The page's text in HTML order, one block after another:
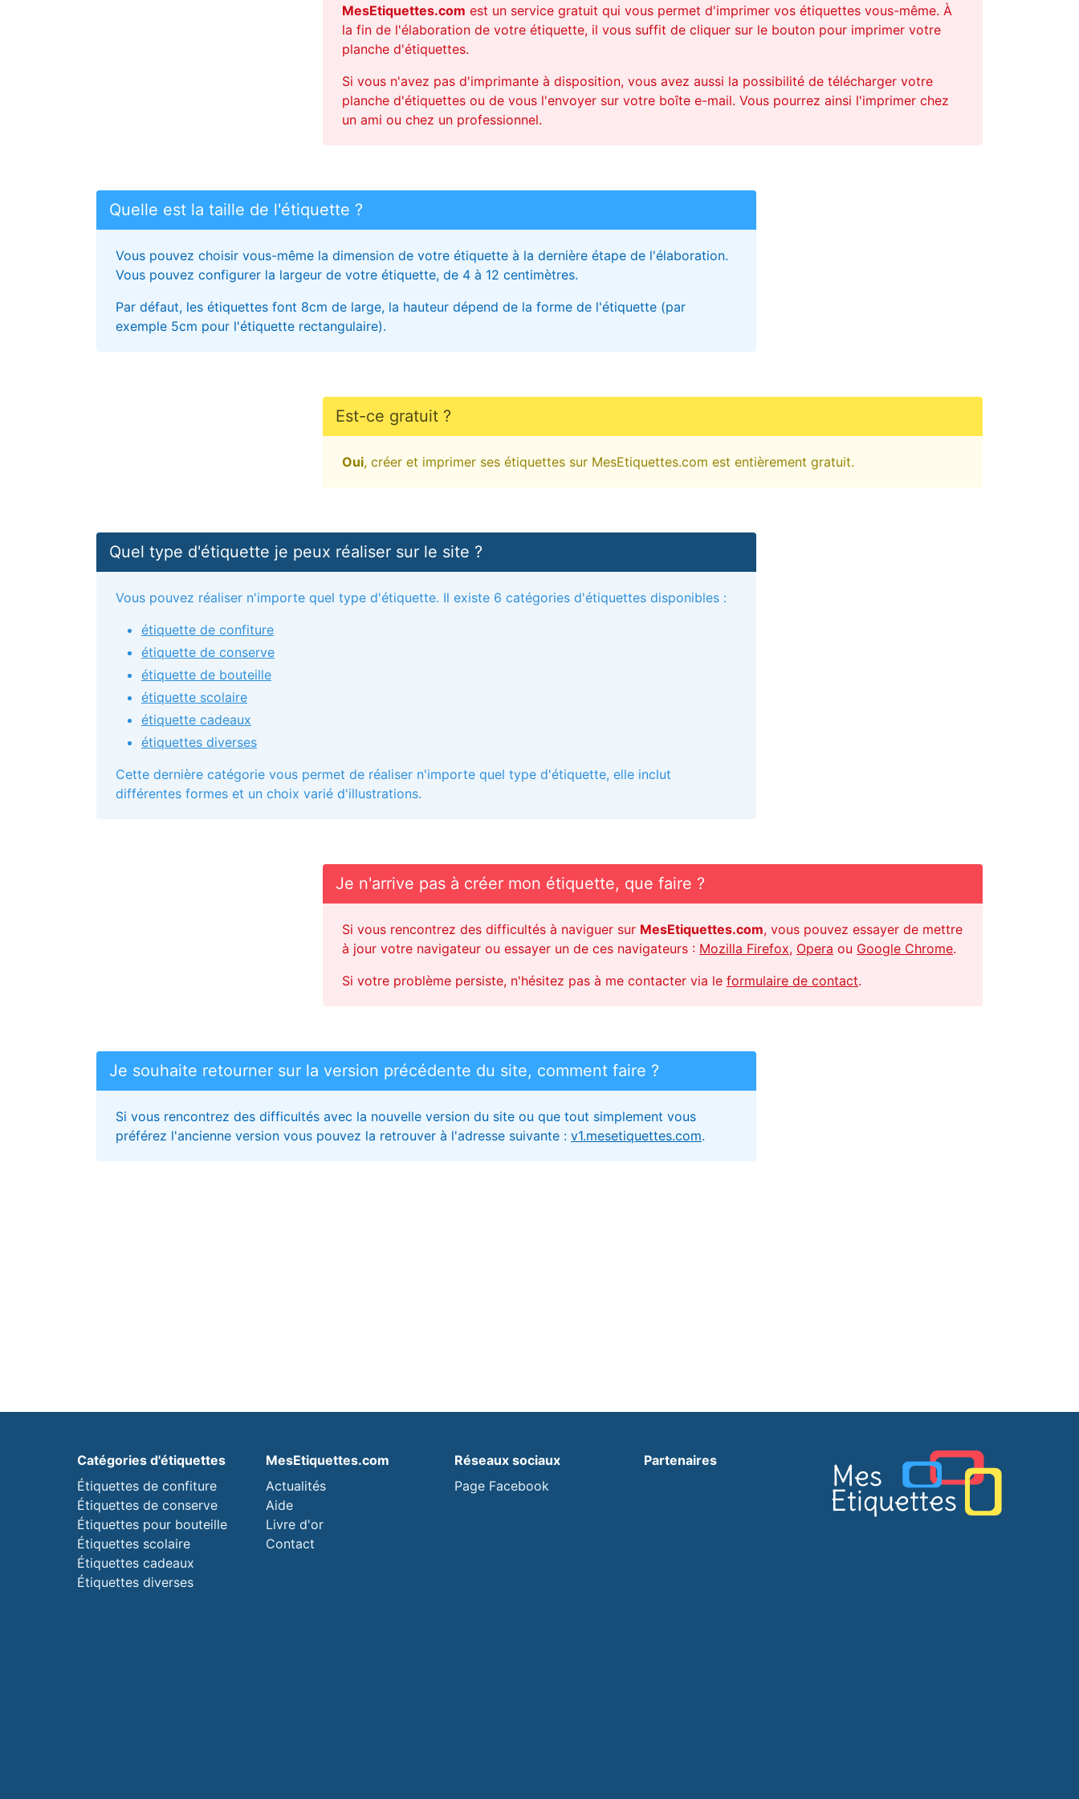
MesEtiquettes.com est un service gratuit qui vous permet d'imprimer vos étiquettes vous-même. À
la fin de l'élaboration de votre étiquette, il vous suffit de cliquer sur le bouton pour imprimer votre
planche d'étiquettes.
Si vous n'avez pas d'imprimante à disposition, vous avez aussi la possibilité de télécharger votre
planche d'étiquettes ou de vous l'envoyer sur votre boîte e-mail. Vous pourrez ainsi l'imprimer chez
un ami ou chez un professionnel.
Quelle est la taille de l'étiquette ?
Vous pouvez choisir vous-même la dimension de votre étiquette à la dernière étape de l'élaboration.
Vous pouvez configurer la largeur de votre étiquette, de 4 à 12 centimètres.
Par défaut, les étiquettes font 8cm de large, la hauteur dépend de la forme de l'étiquette (par
exemple 5cm pour l'étiquette rectangulaire).
Est-ce gratuit ?
Oui, créer et imprimer ses étiquettes sur MesEtiquettes.com est entièrement gratuit.
Quel type d'étiquette je peux réaliser sur le site ?
Vous pouvez réaliser n'importe quel type d'étiquette. Il existe 6 catégories d'étiquettes disponibles :
étiquette de confiture
étiquette de conserve
étiquette de bouteille
étiquette scolaire
étiquette cadeaux
étiquettes diverses
Cette dernière catégorie vous permet de réaliser n'importe quel type d'étiquette, elle inclut
différentes formes et un choix varié d'illustrations.
Je n'arrive pas à créer mon étiquette, que faire ?
Si vous rencontrez des difficultés à naviguer sur MesEtiquettes.com, vous pouvez essayer de mettre
à jour votre navigateur ou essayer un de ces navigateurs : Mozilla Firefox, Opera ou Google Chrome.
Si votre problème persiste, n'hésitez pas à me contacter via le formulaire de contact.
Je souhaite retourner sur la version précédente du site, comment faire ?
Si vous rencontrez des difficultés avec la nouvelle version du site ou que tout simplement vous
préférez l'ancienne version vous pouvez la retrouver à l'adresse suivante : v1.mesetiquettes.com.
Catégories d'étiquettes
Étiquettes de confiture
Étiquettes de conserve
Étiquettes pour bouteille
Étiquettes scolaire
Étiquettes cadeaux
Étiquettes diverses
MesEtiquettes.com
Actualités
Aide
Livre d'or
Contact
Réseaux sociaux
Page Facebook
Partenaires